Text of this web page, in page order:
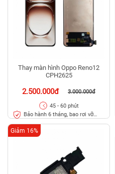
Thay màn hình Oppo Reno12
CPH2625
2.500.000đ 3.000.000đ
45 - 60 phút
Bảo hành 6 tháng, bao rơi vỡ
Giảm 16%